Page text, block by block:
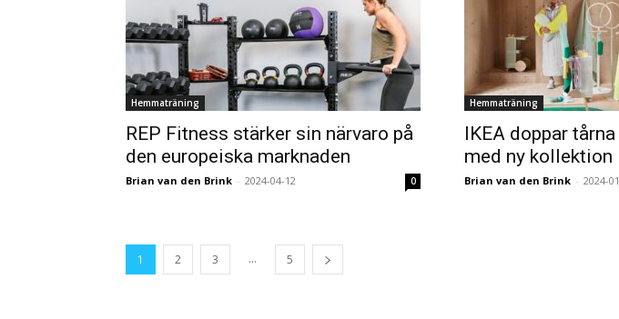
Hemmaträning
REP Fitness stärker sin närvaro på
den europeiska marknaden
Brian van den Brink - 2024-04-12 0
Hemmaträning
IKEA doppar
med ny kollektion
Brian van den Brink - 2024-
1 2 3 ... 5